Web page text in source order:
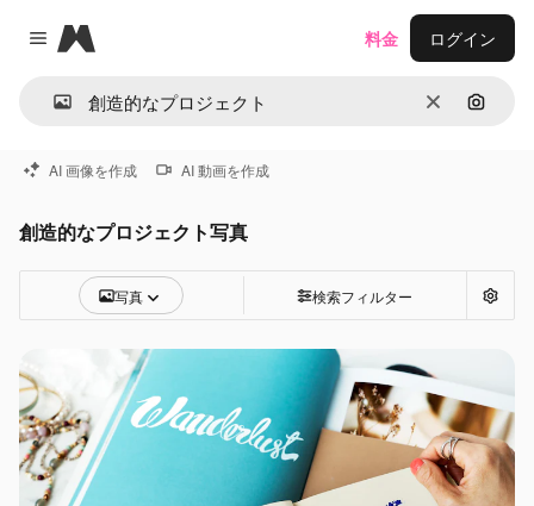
Close menu
Magnific
消去 画像で
料金 ログイン
AI 画像を作成 AI 動画を作成
創造的なプロジェクト写真
写真 検索フィルター